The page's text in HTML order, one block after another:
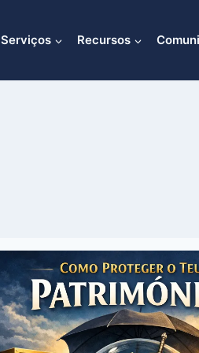
Serviços Recursos